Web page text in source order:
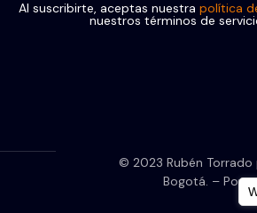
Al suscribirte, aceptas nuestra política
nuestros términos de
© 2023 Rubén Torrado
Bogotá. –